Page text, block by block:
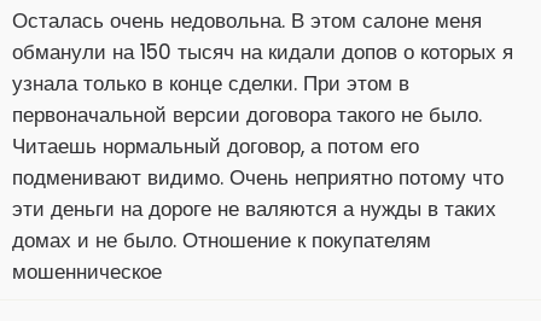
Осталась очень недовольна. В этом салоне меня
обманули на 150 тысяч на кидали допов о которых я
узнала только в конце сделки. При этом в
первоначальной версии договора такого не было.
Читаешь нормальный договор, а потом его
подменивают видимо. Очень неприятно потому что
эти деньги на дороге не валяются а нужды в таких
домах и не было. Отношение к покупателям
мошенническое